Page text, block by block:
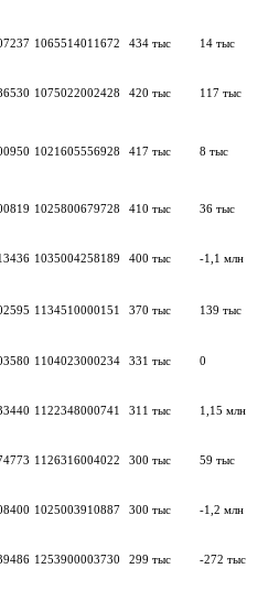
1065514011672 434 тыс 14 тыс
1075022002428 420 тыс 117 тыс
1021605556928 417 тыс 8 тыс
1025800679728 410 тыс 36 тыс
1035004258189 400 тыс -1,1 млн
1134510000151 370 тыс 139 тыс
1104023000234 331 тыс 0
1122348000741 311 тыс 1,15 млн
1126316004022 300 тыс 59 тыс
1025003910887 300 тыс -1,2 млн
1253900003730 299 тыс -272 тыс